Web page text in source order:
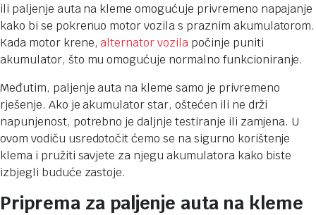
ili paljenje auta na kleme omogućuje privremeno napajanje
kako bi se pokrenuo motor vozila s praznim akumulatorom.
Kada motor krene,alternator vozilapočinje puniti
akumulator, što mu omogućuje normalno funkcioniranje.
Međutim, paljenje auta na kleme samo je privremeno
rješenje. Ako je akumulator star, oštećen ili ne drži
napunjenost, potrebno je daljnje testiranje ili zamjena. U
ovom vodiču usredotočit ćemo se na sigurno korištenje
klema i pružiti savjete za njegu akumulatora kako biste
izbjegli buduće zastoje.
Priprema za paljenje auta na kleme